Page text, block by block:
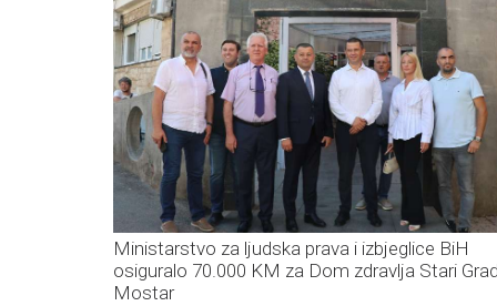
Ministarstvo za ljudska prava i izbjeglice BiH
osiguralo 70.000 KM za Dom zdravlja Stari Grad
Mostar